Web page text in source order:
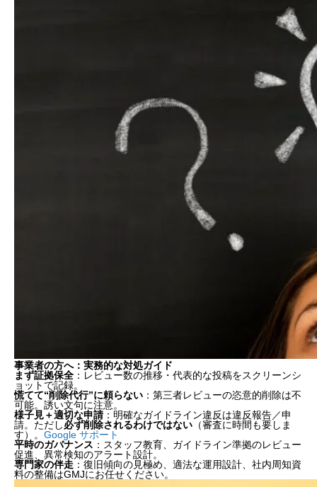
事業者の方へ：実務的な対処ガイド
まず証拠保全 ：レビュー数の推移・代表的な投稿をスクリーンシ
ョットで記録。
慌てて“削除代行”に頼らない ：第三者レビューの恣意的削除は不
可能。誘い文句に注意。
様子見＋適切な申請：明確なガイドライン違反は違反報告／申
請。ただし必ず削除されるわけではない （審査に時間も要しま
す）。 Google サポート
平時のガバナンス ：スタッフ教育、ガイドライン準拠のレビュー
促進、異常検知のアラート設計。
専門家の伴走 ：復旧傾向の見極め、適法な運用設計、社内周知資
料の整備はGMJにお任せください。